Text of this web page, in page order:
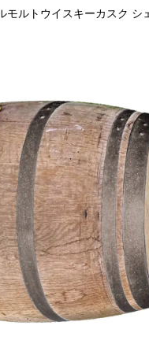
モルトウイスキーカスク シ